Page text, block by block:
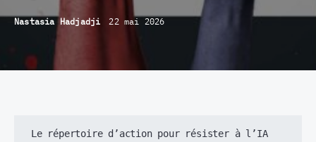
Nastasia Hadjadji 22 mai 2026
Le répertoire d’action pour résister à l’IA